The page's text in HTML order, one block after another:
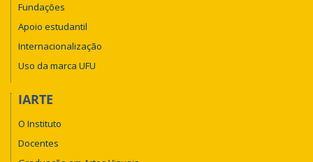
Fundações
Apoio estudantil
Internacionalização
Uso da marca UFU
IARTE
O Instituto
Docentes